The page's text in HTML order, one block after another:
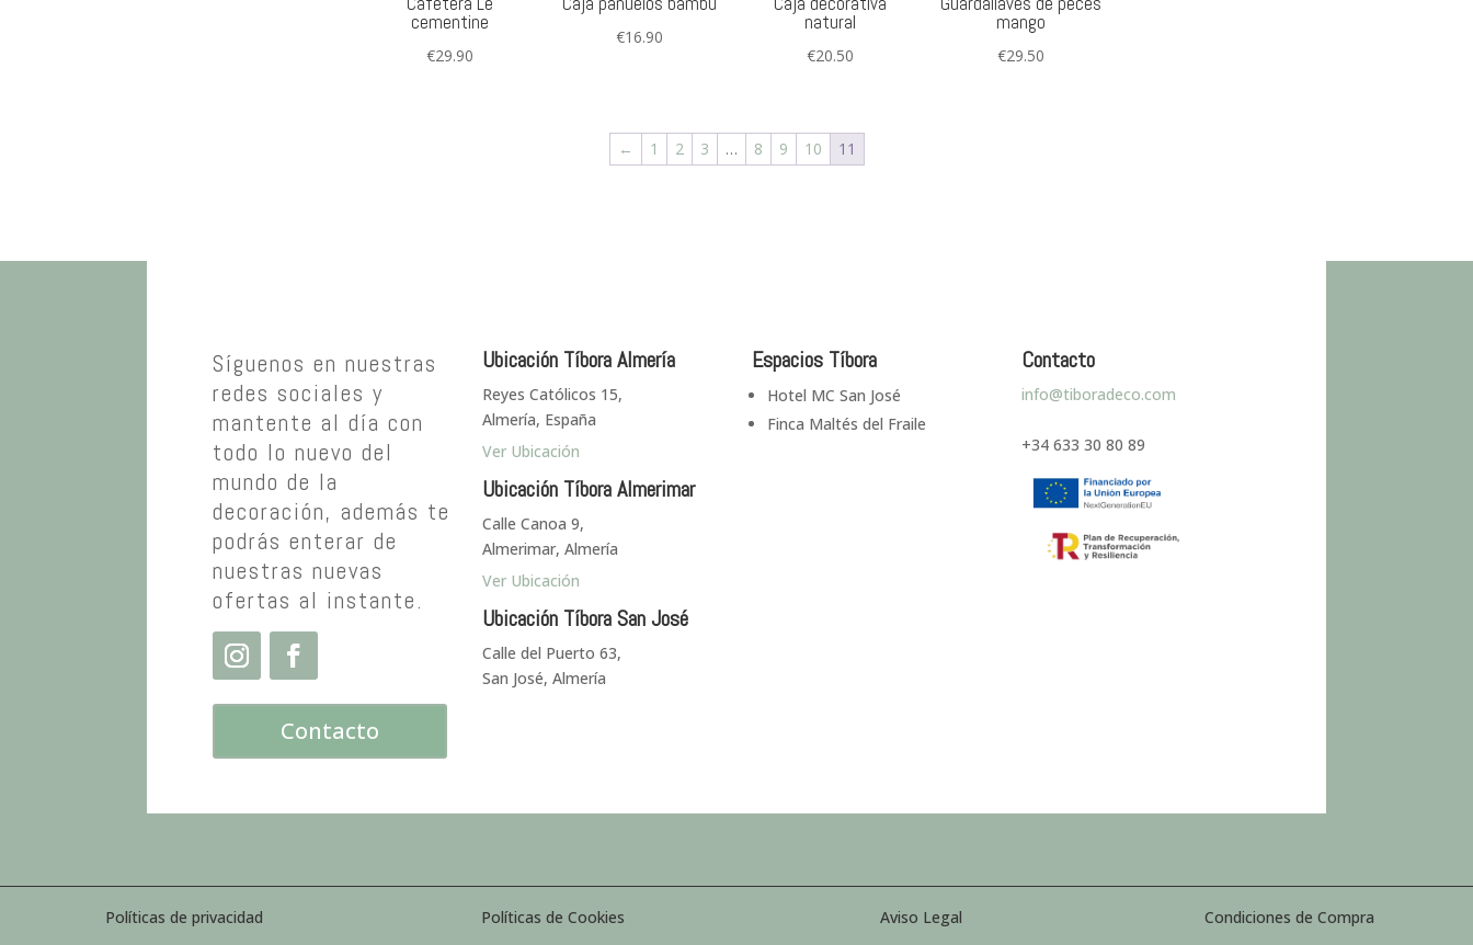
cementine
€29.90
€16.90
natural
€20.50
mango
€29.50
← 1 2 3 … 8 9 10 11
Síguenos en nuestras
redes sociales y
mantente al día con
todo lo nuevo del
mundo de la
decoración, además te
podrás enterar de
nuestras nuevas
ofertas al instante.
Contacto
Ubicación Tíbora Almería
Reyes Católicos 15,
Almería, España
Ver Ubicación
Ubicación Tíbora Almerimar
Calle Canoa 9,
Almerimar, Almería
Ver Ubicación
Ubicación Tíbora San José
Calle del Puerto 63,
San José, Almería
Espacios Tíbora
Hotel MC San José
Finca Maltés del Fraile
Contacto
info@tiboradeco.com
+34 633 30 80 89
Políticas de privacidad Políticas de Cookies Aviso Legal Condiciones de Compra